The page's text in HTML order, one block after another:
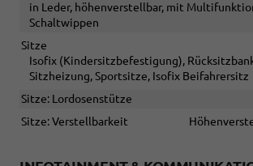
in Leder, höhenverstellbar, mit
Schaltwippen
Sitze
Isofix (Kindersitzbefestigung),
Sitzheizung, Sportsitze, Isofix Beifahrersitz
Sitze: Lordosenstütze
Sitze: Verstellbarkeit